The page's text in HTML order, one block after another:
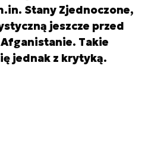
Stany Zjednoczone,
jeszcze przed
Takie
jednak z krytyką.